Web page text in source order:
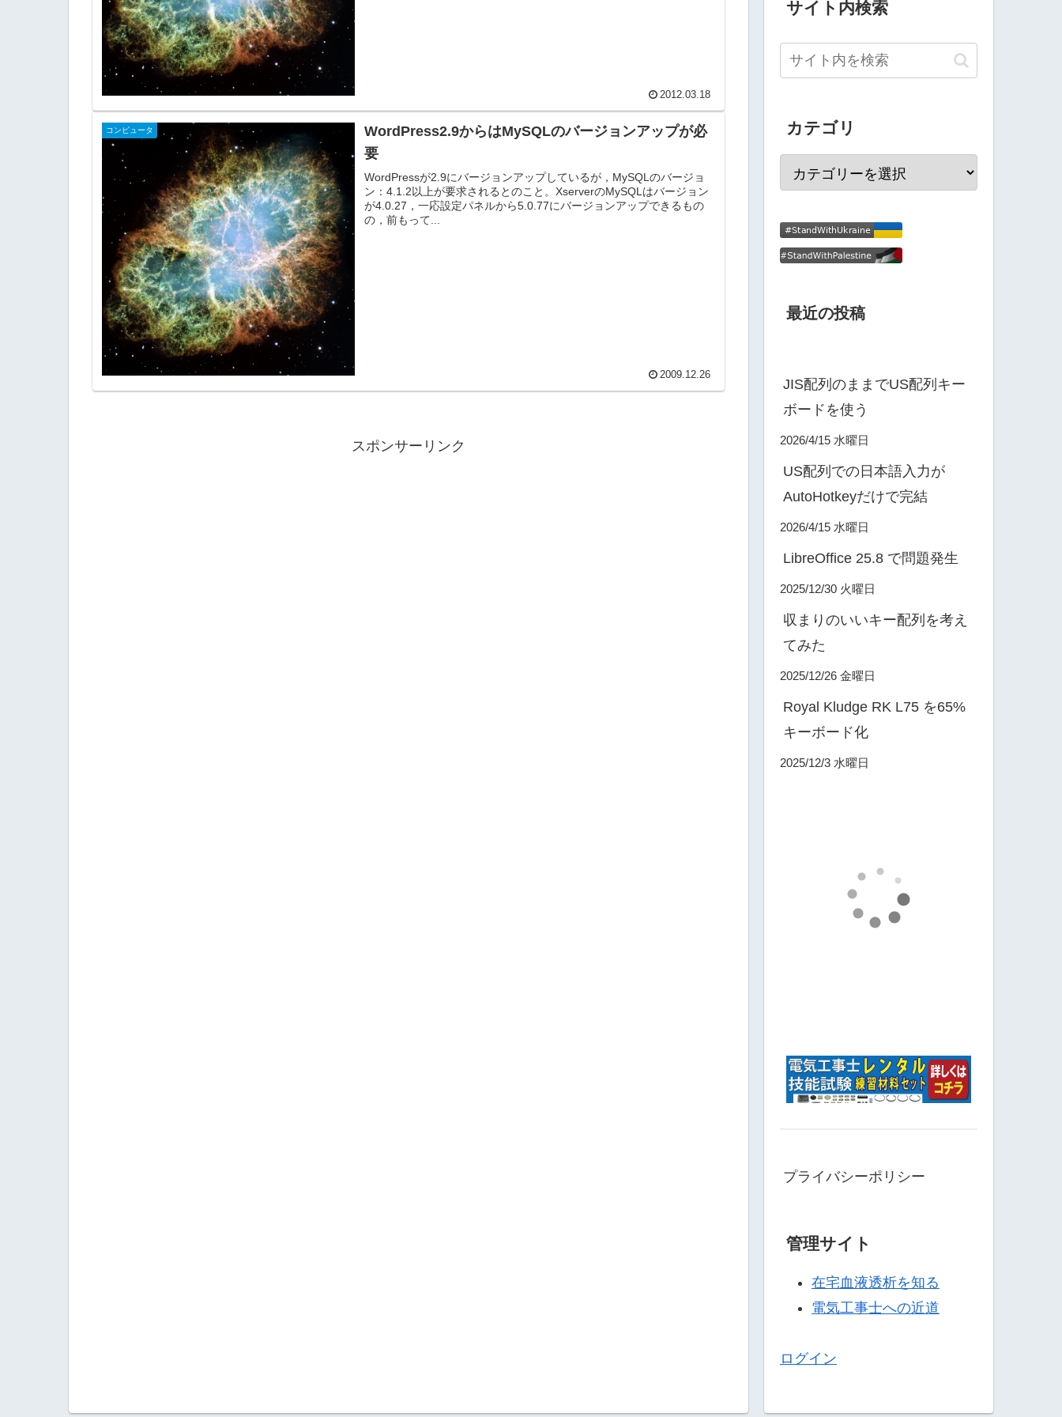
2012.03.18
コンピュータ
WordPress2.9からはMySQLのバージョンアップが必
要
WordPressが2.9にバージョンアップしているが，MySQLのバージョ
ン：4.1.2以上が要求されるとのこと。XserverのMySQLはバージョン
が4.0.27，一応設定パネルから5.0.77にバージョンアップできるもの
の，前もって...
2009.12.26
スポンサーリンク
サイト内検索
カテゴリ
最近の投稿
JIS配列のままでUS配列キー
ボードを使う
2026/4/15 水曜日
US配列での日本語入力が
AutoHotkeyだけで完結
2026/4/15 水曜日
LibreOffice 25.8 で問題発生
2025/12/30 火曜日
収まりのいいキー配列を考え
てみた
2025/12/26 金曜日
Royal Kludge RK L75 を65%
キーボード化
2025/12/3 水曜日
プライバシーポリシー
管理サイト
在宅血液透析を知る
電気工事士への近道
ログイン